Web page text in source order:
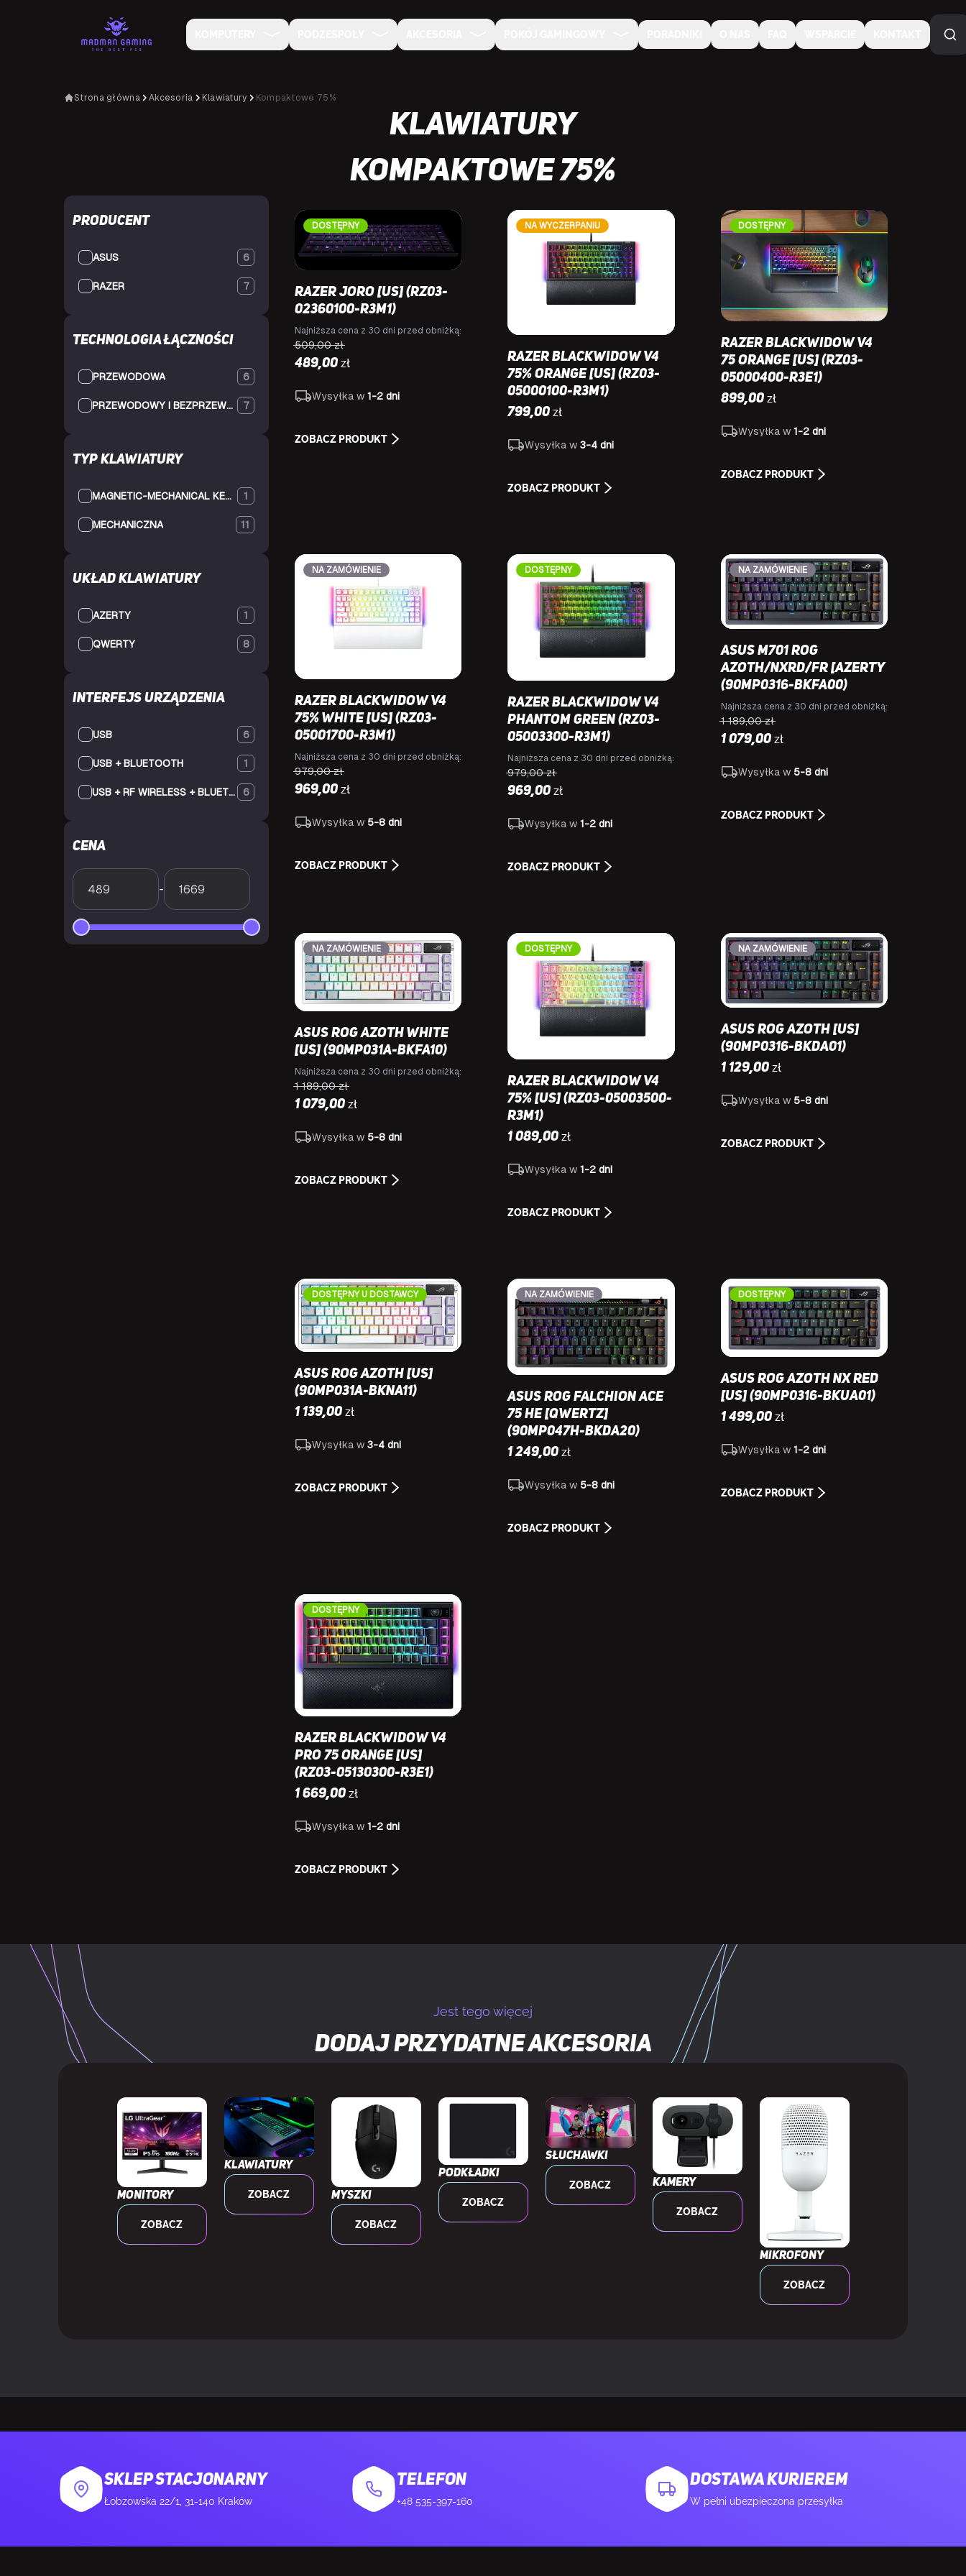
Strona główna Akcesoria Klawiatury Kompaktowe 75%
Klawiatury
Kompaktowe 75%
Producent
ASUS 6
RAZER 7
Technologia łączności
PRZEWODOWA 6
PRZEWODOWY I BEZPRZEWODOWY 7
Typ klawiatury
MAGNETIC-MECHANICAL KEY SWITCH 1
MECHANICZNA 11
Układ klawiatury
AZERTY 1
QWERTY 8
Interfejs urządzenia
USB 6
USB + BLUETOOTH 1
USB + RF WIRELESS + BLUETOOTH 6
Cena
-
DOSTĘPNY
Razer Joro [US] (RZ03-
02360100-R3M1)
Najniższa cena z 30 dni przed obniżką:
509,00zł
489,00 zł
Wysyłka w 1-2 dni
ZOBACZ PRODUKT
NA WYCZERPANIU
Razer BlackWidow V4
75% Orange [US] (RZ03-
05000100-R3M1)
799,00zł
Wysyłka w3-4 dni
ZOBACZ PRODUKT
DOSTĘPNY
Razer BlackWidow V4
75 Orange [US] (RZ03-
05000400-R3E1)
899,00 zł
Wysyłka w 1-2 dni
ZOBACZ PRODUKT
NA ZAMÓWIENIE
Razer BlackWidow V4
75% White [US] (RZ03-
05001700-R3M1)
Najniższa cena z 30 dni przed obniżką:
979,00zł
969,00 zł
Wysyłka w 5-8 dni
ZOBACZ PRODUKT
DOSTĘPNY
Razer BlackWidow V4
Phantom Green (RZ03-
05003300-R3M1)
Najniższa cena z 30 dni przed obniżką:
979,00zł
969,00zł
Wysyłka w1-2 dni
ZOBACZ PRODUKT
NA ZAMÓWIENIE
Asus M701 ROG
AZOTH/NXRD/FR [AZERTY
(90MP0316-BKFA00)
Najniższa cena z 30 dni przed obniżką:
1 189,00zł
1 079,00 zł
Wysyłka w 5-8 dni
ZOBACZ PRODUKT
NA ZAMÓWIENIE
Asus ROG Azoth White
[US] (90MP031A-BKFA10)
Najniższa cena z 30 dni przed obniżką:
1 189,00zł
1 079,00 zł
Wysyłka w 5-8 dni
ZOBACZ PRODUKT
DOSTĘPNY
Razer BlackWidow V4
75% [US] (RZ03-05003500-
R3M1)
1 089,00zł
Wysyłka w1-2 dni
ZOBACZ PRODUKT
NA ZAMÓWIENIE
Asus ROG Azoth [US]
(90MP0316-BKDA01)
1 129,00 zł
Wysyłka w 5-8 dni
ZOBACZ PRODUKT
DOSTĘPNY U DOSTAWCY
Asus ROG Azoth [US]
(90MP031A-BKNA11)
1 139,00 zł
Wysyłka w 3-4 dni
ZOBACZ PRODUKT
NA ZAMÓWIENIE
Asus ROG Falchion Ace
75 HE [QWERTZ]
(90MP047H-BKDA20)
1 249,00zł
Wysyłka w 5-8 dni
ZOBACZ PRODUKT
DOSTĘPNY
Asus ROG Azoth NX Red
[US] (90MP0316-BKUA01)
1 499,00 zł
Wysyłka w 1-2 dni
ZOBACZ PRODUKT
DOSTĘPNY
Razer BlackWidow V4
Pro 75 Orange [US]
(RZ03-05130300-R3E1)
1 669,00 zł
Wysyłka w 1-2 dni
ZOBACZ PRODUKT
Jest tego więcej
Dodaj przydatneakcesoria
Monitory
ZOBACZ
Klawiatury
ZOBACZ Myszki
ZOBACZ
Podkładki
ZOBACZ
Słuchawki
ZOBACZ Kamery
ZOBACZ
Mikrofony
ZOBACZ
SKLEP STACJONARNY
Łobzowska 22/1, 31-140 Kraków
TELEFON
+48 535-397-160
DOSTAWA KURIEREM
W pełni ubezpieczona przesyłka